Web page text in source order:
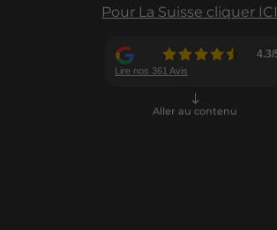
Pour La Suisse cliquer ICI
Aller au contenu